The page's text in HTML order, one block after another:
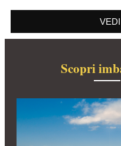
Scopri